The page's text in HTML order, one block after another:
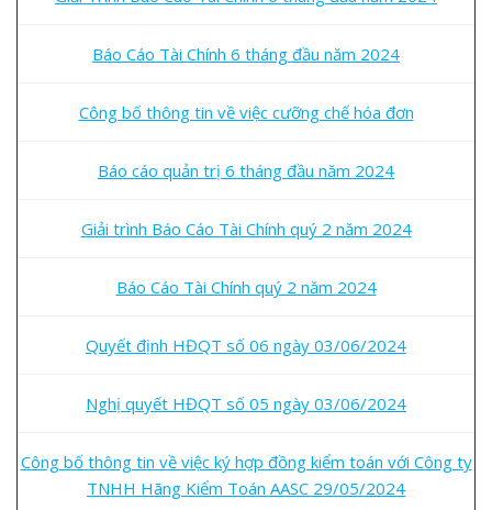
Báo Cáo Tài Chính 6 tháng đầu năm 2024
Công bố thông tin về việc cưỡng chế hóa đơn
Báo cáo quản trị 6 tháng đầu năm 2024
Giải trình Báo Cáo Tài Chính quý 2 năm 2024
Báo Cáo Tài Chính quý 2 năm 2024
Quyết định HĐQT số 06 ngày 03/06/2024
Nghị quyết HĐQT số 05 ngày 03/06/2024
Công bố thông tin về việc ký hợp đồng kiểm toán với Công ty
TNHH Hãng Kiểm Toán AASC 29/05/2024